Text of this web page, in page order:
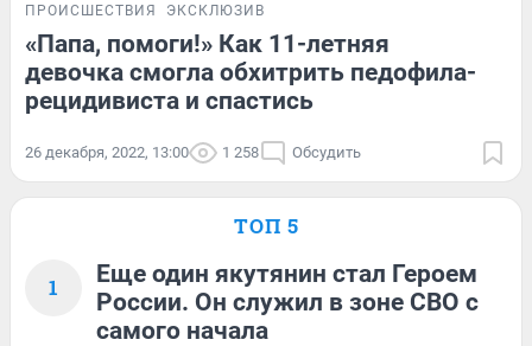
ПРОИСШЕСТВИЯ ЭКСКЛЮЗИВ
«Папа, помоги!» Как 11-летняя
девочка смогла обхитрить педофила-
рецидивиста и спастись
26 декабря, 2022, 13:00 1 258 Обсудить
ТОП 5
1
Еще один якутянин стал Героем
России. Он служил в зоне СВО с
самого начала